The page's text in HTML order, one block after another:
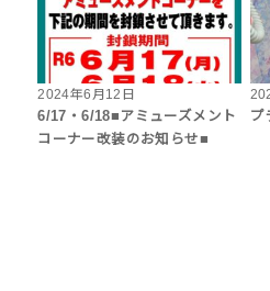
2024年6月12日
6/17・6/18■アミューズメント
コーナー改装のお知らせ■
プ